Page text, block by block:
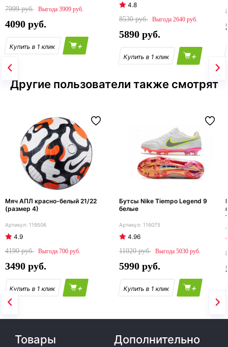
7999
3909
4090
+
4.8
8530
2640
5890
+
Другие пользователи также смотрят
Мяч АПЛ красно-белый 21/22
(размер 4)
119506
4.9
4190
700
3490
+
Бутсы Nike Tiempo Legend 9
белые
116075
4.96
11020
5030
5990
+
Товары Дополнительно